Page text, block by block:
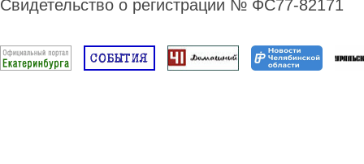
Свидетельство о регистрации № ФС77-82171